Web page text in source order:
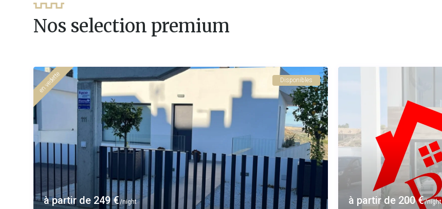
Nos selection premium
en vedette Disponibles
à partir de 249 €/night à partir de 200 €/night